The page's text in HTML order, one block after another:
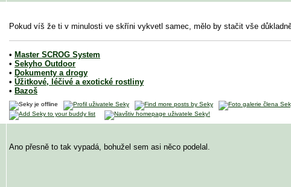
Pokud víš že ti v minulosti ve skříni vykvetl samec, mělo by stačit vše
• Master SCROG System
• Sekyho Outdoor
• Dokumenty a drogy
• Úžitkové, léčivé a exotické rostliny
• Bazoš
Ano přesně to tak vypadá, bohužel sem asi něco podelal.